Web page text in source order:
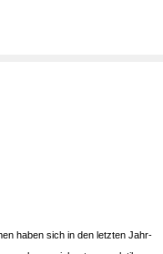
haben sich in den letzten Jahr-